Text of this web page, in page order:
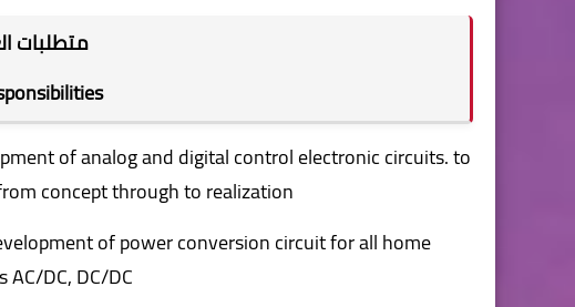
متطلبات
of analog and digital control electronic circuits. to
concept through to realization.
of power conversion circuit for all home
DC, DC/DC.